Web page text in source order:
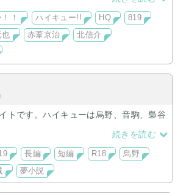
/北が中心です。
！ ハイキュー!! HQ
819
也 赤葦京治
北信介
トです。ハイキューは烏野、音駒、梟谷
ズ（短編）「彼女のプロポーズしてみ
えてます❤
続きを読む
長編 短編 R18
烏野
夢小説